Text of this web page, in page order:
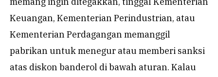
Keuangan, Kementerian Perindustrian, atau
Kementerian Perdagangan memanggil
pabrikan untuk menegur atau memberi sanksi
atas diskon banderol di bawah aturan. Kalau